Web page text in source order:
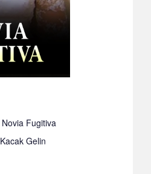
Novia Fugitiva
Kacak Gelin